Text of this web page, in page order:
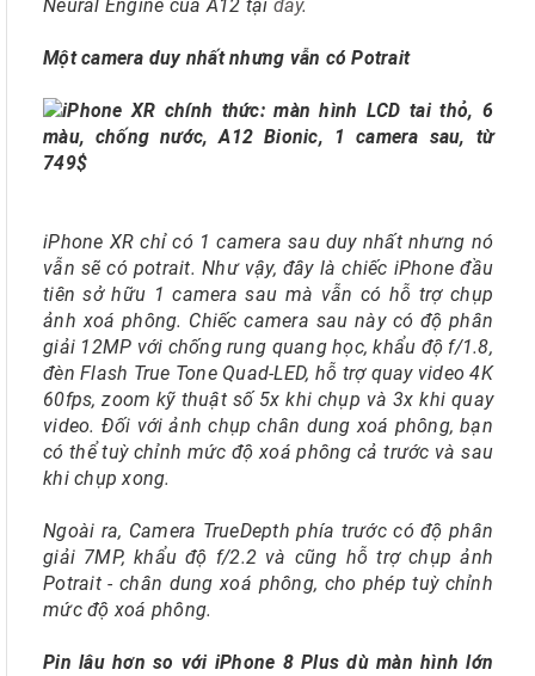
Neural Engine của A12 tại đây.
Một camera duy nhất nhưng vẫn có Potrait
iPhone XR chỉ có 1 camera sau duy nhất nhưng nó
vẫn sẽ có potrait. Như vậy, đây là chiếc iPhone đầu
tiên sở hữu 1 camera sau mà vẫn có hỗ trợ chụp
ảnh xoá phông. Chiếc camera sau này có độ phân
giải 12MP với chống rung quang học, khẩu độ f/1.8,
đèn Flash True Tone Quad-LED, hỗ trợ quay video 4K
60fps, zoom kỹ thuật số 5x khi chụp và 3x khi quay
video. Đối với ảnh chụp chân dung xoá phông, bạn
có thể tuỳ chỉnh mức độ xoá phông cả trước và sau
khi chụp xong.
Ngoài ra, Camera TrueDepth phía trước có độ phân
giải 7MP, khẩu độ f/2.2 và cũng hỗ trợ chụp ảnh
Potrait - chân dung xoá phông, cho phép tuỳ chỉnh
mức độ xoá phông.
Pin lâu hơn so với iPhone 8 Plus dù màn hình lớn